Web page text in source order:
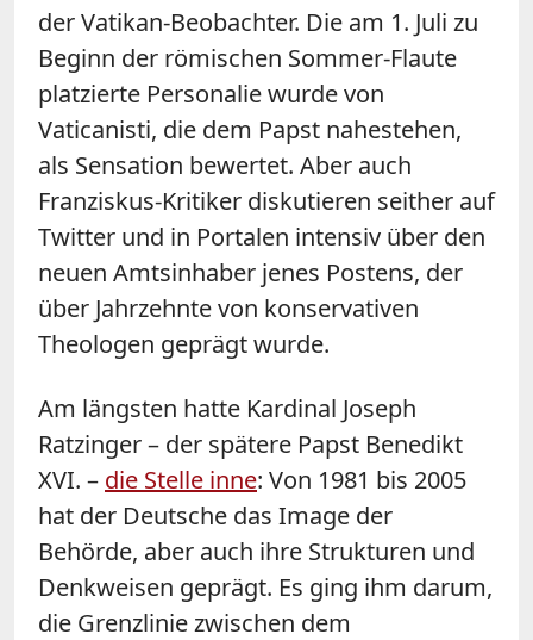
der Vatikan-Beobachter. Die am 1. Juli zu
Beginn der römischen Sommer-Flaute
platzierte Personalie wurde von
Vaticanisti, die dem Papst nahestehen,
als Sensation bewertet. Aber auch
Franziskus-Kritiker diskutieren seither auf
Twitter und in Portalen intensiv über den
neuen Amtsinhaber jenes Postens, der
über Jahrzehnte von konservativen
Theologen geprägt wurde.
Am längsten hatte Kardinal Joseph
Ratzinger – der spätere Papst Benedikt
XVI. – die Stelle inne: Von 1981 bis 2005
hat der Deutsche das Image der
Behörde, aber auch ihre Strukturen und
Denkweisen geprägt. Es ging ihm darum,
die Grenzlinie zwischen dem